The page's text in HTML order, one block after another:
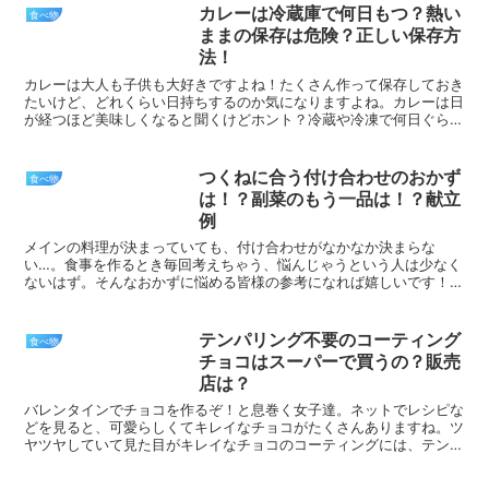
れば嬉しく思います。また、よく食べる
coco壱（ココイチ...
食べ物
カレーは冷蔵庫で何日もつ？熱い
ままの保存は危険？正しい保存方
法！
カレーは大人も子供も大好きですよね！たくさん作って保存しておき
たいけど、どれくらい日持ちするのか気になりますよね。カレーは日
が経つほど美味しくなると聞くけどホント？冷蔵や冷凍で何日ぐらい
食べ物
つくねに合う付け合わせのおかず
は！？副菜のもう一品は！？献立
例
メインの料理が決まっていても、付け合わせがなかなか決まらな
い…。食事を作るとき毎回考えちゃう、悩んじゃうという人は少なく
ないはず。そんなおかずに悩める皆様の参考になれば嬉しいです！と
食べ物
テンパリング不要のコーティング
チョコはスーパーで買うの？販売
店は？
バレンタインでチョコを作るぞ！と息巻く女子達。ネットでレシピな
どを見ると、可愛らしくてキレイなチョコがたくさんありますね。ツ
ヤツヤしていて見た目がキレイなチョコのコーティングには、テンパ